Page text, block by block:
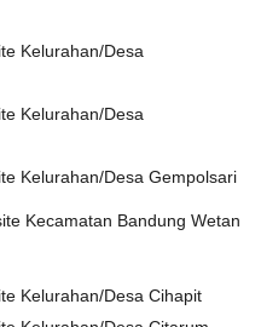
Kelurahan/Desa
Kelurahan/Desa
Kelurahan/Desa Gempolsari
Kecamatan Bandung Wetan
Kelurahan/Desa Cihapit